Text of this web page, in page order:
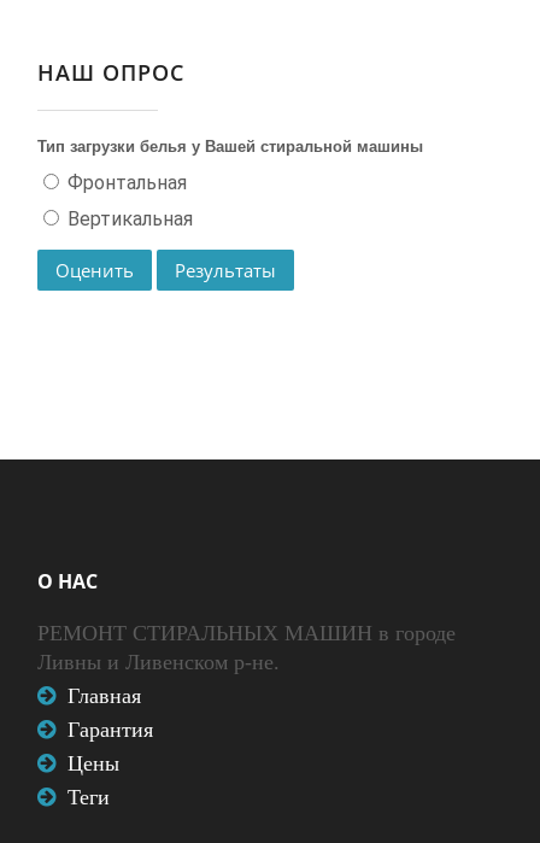
НАШ ОПРОС
Тип загрузки белья у Вашей стиральной машины
Фронтальная
Вертикальная
О НАС
РЕМОНТ СТИРАЛЬНЫХ МАШИН в городе
Ливны и Ливенском р-не.
Главная
Гарантия
Цены
Теги